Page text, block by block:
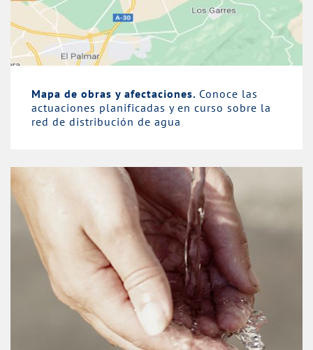
Mapa de obras y afectaciones. Conoce las
actuaciones planificadas y en curso sobre la
red de distribución de agua